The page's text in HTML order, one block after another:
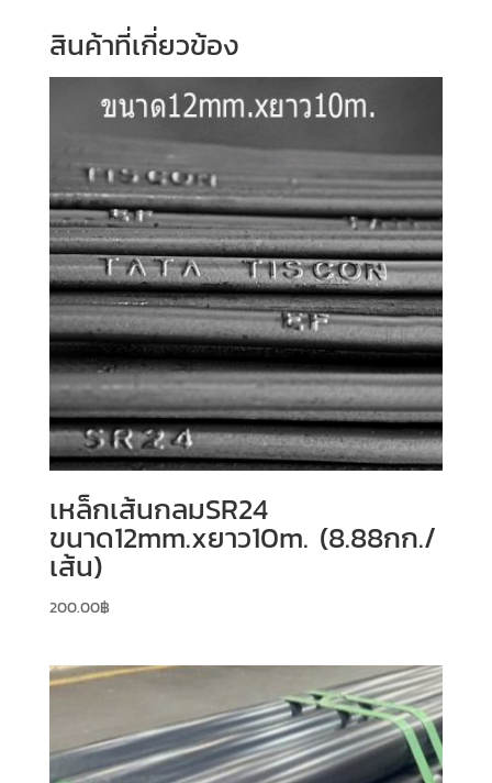
สินค้าที่เกี่ยวข้อง
เหล็กเส้นกลมSR24
ขนาด12mm.xยาว10m. (8.88กก./
เส้น)
200.00฿